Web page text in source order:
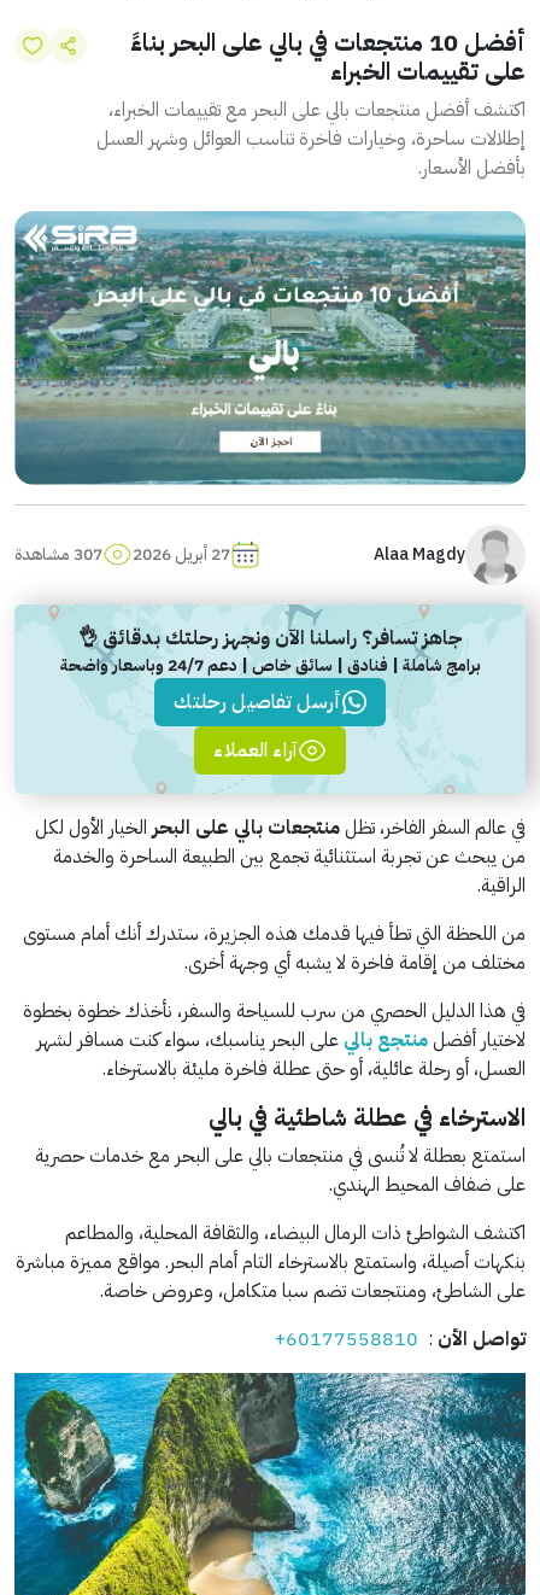
أفضل 10 منتجعات في بالي على البحر بناءً
على تقييمات الخبراء
اكتشف أفضل منتجعات بالي على البحر مع تقييمات الخبراء،
إطلالات ساحرة، وخيارات فاخرة تناسب العوائل وشهر العسل
بأفضل الأسعار.
Alaa Magdy 27 أبريل 2026 307 مشاهدة
جاهز تسافر؟ راسلنا الآن ونجهز رحلتك بدقائق 👌
برامج شاملة | فنادق | سائق خاص | دعم 24/7 وباسعار واضحة
أرسل تفاصيل رحلتك
آراء العملاء
في عالم السفر الفاخر، تظلمنتجعات بالي على البحرالخيار الأول لكل
من يبحث عن تجربة استثنائية تجمع بين الطبيعة الساحرة والخدمة
الراقية.
من اللحظة التي تطأ فيها قدمك هذه الجزيرة، ستدرك أنك أمام مستوى
مختلف من إقامة فاخرة لا يشبه أي وجهة أخرى.
في هذا الدليل الحصري من سرب للسياحة والسفر، نأخذك خطوة بخطوة
لاختيار أفضلمنتجع بالي على البحر يناسبك، سواء كنت مسافر لشهر
العسل، أو رحلة عائلية، أو حتى عطلة فاخرة مليئة بالاسترخاء.
الاسترخاء في عطلة شاطئية في بالي
استمتع بعطلة لا تُنسى في منتجعات بالي على البحر مع خدمات حصرية
على ضفاف المحيط الهندي.
اكتشف الشواطئ ذات الرمال البيضاء، والثقافة المحلية، والمطاعم
بنكهات أصيلة، واستمتع بالاسترخاء التام أمام البحر. مواقع مميزة مباشرة
على الشاطئ، ومنتجعات تضم سبا متكامل، وعروض خاصة.
تواصل الأن :
+60177558810